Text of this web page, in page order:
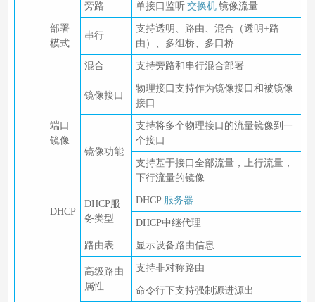
部署
模式
旁路 单接口监听 交换机 镜像流量
串行
支持透明、路由、混合（透明+路
由）、多组桥、多口桥
混合 支持旁路和串行混合部署
端口
镜像
镜像接口
物理接口支持作为镜像接口和被镜像
接口
镜像功能
支持将多个物理接口的流量镜像到一
个接口
支持基于接口全部流量，上行流量，
下行流量的镜像
DHCP
DHCP服
务类型
DHCP 服务器
DHCP中继代理
路由表 显示设备路由信息
高级路由
属性
支持非对称路由
命令行下支持强制源进源出